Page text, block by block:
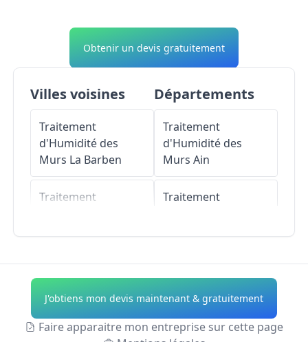
Obtenir un devis gratuitement
Villes voisines
Traitement
d'Humidité des
Murs La Barben
Traitement
Traitement
d'Humidité des
Murs Salon-de-
Provence
Départements
Traitement
d'Humidité des
Murs Ain
Traitement
Traitement
d'Humidité des
Murs Allier
Traitement
J'obtiens mon devis maintenant & gratuitement
Faire apparaitre mon entreprise sur cette page